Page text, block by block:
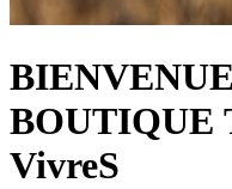
BOUTIQUE
VivreS